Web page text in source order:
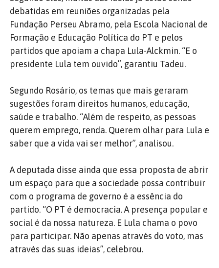
debatidas em reuniões organizadas pela
Fundação Perseu Abramo, pela Escola Nacional de
Formação e Educação Política do PT e pelos
partidos que apoiam a chapa Lula-Alckmin. “E o
presidente Lula tem ouvido”, garantiu Tadeu.
Segundo Rosário, os temas que mais geraram
sugestões foram direitos humanos, educação,
saúde e trabalho. “Além de respeito, as pessoas
querem emprego, renda. Querem olhar para Lula e
saber que a vida vai ser melhor”, analisou.
A deputada disse ainda que essa proposta de abrir
um espaço para que a sociedade possa contribuir
com o programa de governo é a essência do
partido. “O PT é democracia. A presença popular e
social é da nossa natureza. E Lula chama o povo
para participar. Não apenas através do voto, mas
através das suas ideias”, celebrou.